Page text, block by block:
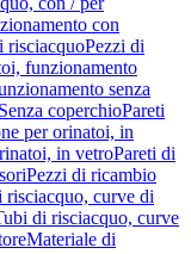
con
risciacquoPezzi di
funzionamento
senza
coperchioPareti
per orinatoi, in
in vetroPareti di
Pezzi di ricambio
risciacquo, curve di
di risciacquo, curve
Materiale di